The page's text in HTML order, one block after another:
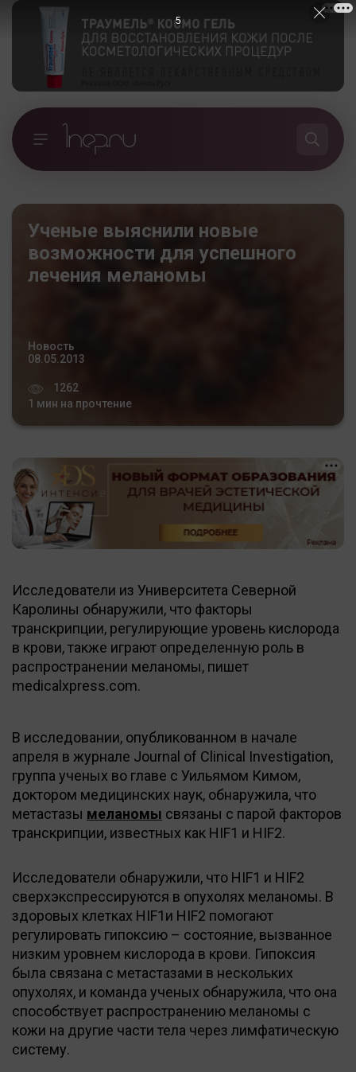
Ученые выяснили новые
возможности для успешного
лечения меланомы
Новость
08.05.2013
1262
1 мин на прочтение
Исследователи из Университета Северной
Каролины обнаружили, что факторы
транскрипции, регулирующие уровень кислорода
в крови, также играют определенную роль в
распространении меланомы, пишет
medicalxpress.com.
В исследовании, опубликованном в начале
апреля в журнале Journal of Clinical Investigation,
группа ученых во главе с Уильямом Кимом,
доктором медицинских наук, обнаружила, что
метастазы меланомы связаны с парой факторов
транскрипции, известных как HIF1 и HIF2.
Исследователи обнаружили, что HIF1 и HIF2
сверхэкспрессируются в опухолях меланомы. В
здоровых клетках HIF1и HIF2 помогают
регулировать гипоксию – состояние, вызванное
низким уровнем кислорода в крови. Гипоксия
была связана с метастазами в нескольких
опухолях, и команда ученых обнаружила, что она
способствует распространению меланомы с
кожи на другие части тела через лимфатическую
систему.
5